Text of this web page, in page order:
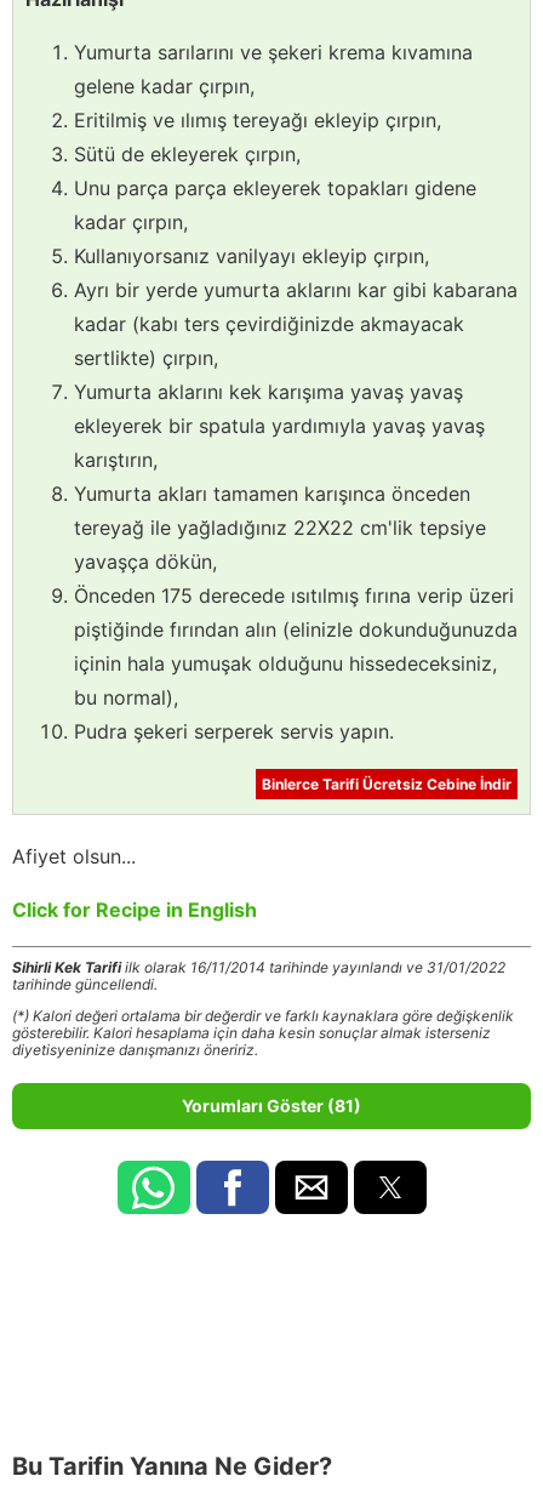
Yumurta sarılarını ve şekeri krema kıvamına
gelene kadar çırpın,
Eritilmiş ve ılımış tereyağı ekleyip çırpın,
Sütü de ekleyerek çırpın,
Unu parça parça ekleyerek topakları gidene
kadar çırpın,
Kullanıyorsanız vanilyayı ekleyip çırpın,
Ayrı bir yerde yumurta aklarını kar gibi kabarana
kadar (kabı ters çevirdiğinizde akmayacak
sertlikte) çırpın,
Yumurta aklarını kek karışıma yavaş yavaş
ekleyerek bir spatula yardımıyla yavaş yavaş
karıştırın,
Yumurta akları tamamen karışınca önceden
tereyağ ile yağladığınız 22X22 cm'lik tepsiye
yavaşça dökün,
Önceden 175 derecede ısıtılmış fırına verip üzeri
piştiğinde fırından alın (elinizle dokunduğunuzda
içinin hala yumuşak olduğunu hissedeceksiniz,
bu normal),
Pudra şekeri serperek servis yapın.
Binlerce Tarifi Ücretsiz Cebine İndir
Afiyet olsun...
Click for Recipe in English
Sihirli Kek Tarifiilk olarak 16/11/2014 tarihinde yayınlandı ve 31/01/2022
tarihinde güncellendi.
(*) Kalori değeri ortalama bir değerdir ve farklı kaynaklara göre değişkenlik
gösterebilir. Kalori hesaplama için daha kesin sonuçlar almak isterseniz
diyetisyeninize danışmanızı öneririz.
Yorumları Göster (81)
Bu Tarifin Yanına Ne Gider?